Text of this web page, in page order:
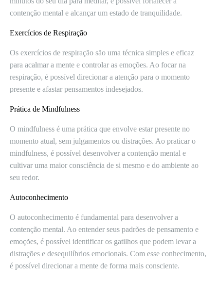
contenção mental e alcançar um estado de tranquilidade.
Exercícios de Respiração
Os exercícios de respiração são uma técnica simples e eficaz
para acalmar a mente e controlar as emoções. Ao focar na
respiração, é possível direcionar a atenção para o momento
presente e afastar pensamentos indesejados.
Prática de Mindfulness
O mindfulness é uma prática que envolve estar presente no
momento atual, sem julgamentos ou distrações. Ao praticar o
mindfulness, é possível desenvolver a contenção mental e
cultivar uma maior consciência de si mesmo e do ambiente ao
seu redor.
Autoconhecimento
O autoconhecimento é fundamental para desenvolver a
contenção mental. Ao entender seus padrões de pensamento e
emoções, é possível identificar os gatilhos que podem levar a
distrações e desequilíbrios emocionais. Com esse conhecimento,
é possível direcionar a mente de forma mais consciente.